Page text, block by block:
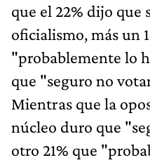
que el 22% dijo que
oficialismo, más un
"probablemente lo
que "seguro no
Mientras que la
núcleo duro que
otro 21% que